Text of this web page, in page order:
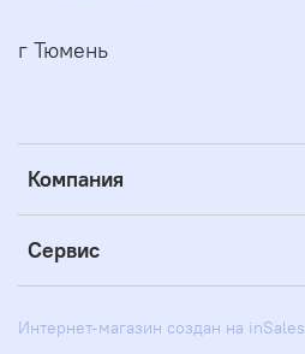
Компания
Сервис
г Тюмень
Интернет-магазин создан на inSales